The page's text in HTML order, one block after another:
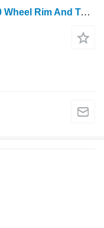
John Deere 3200, 3400, 3215, 3800 Wheel Rim And Tyre 19.5l-24, 14x24, Az550